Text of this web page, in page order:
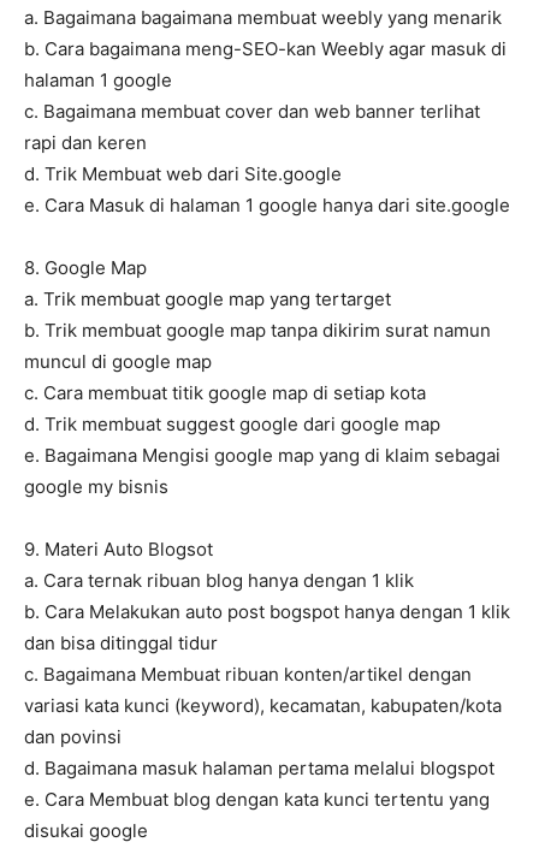
a. Bagaimana bagaimana membuat weebly yang menarik
b. Cara bagaimana meng-SEO-kan Weebly agar masuk di
halaman 1 google
c. Bagaimana membuat cover dan web banner terlihat
rapi dan keren
d. Trik Membuat web dari Site.google
e. Cara Masuk di halaman 1 google hanya dari site.google
8. Google Map
a. Trik membuat google map yang tertarget
b. Trik membuat google map tanpa dikirim surat namun
muncul di google map
c. Cara membuat titik google map di setiap kota
d. Trik membuat suggest google dari google map
e. Bagaimana Mengisi google map yang di klaim sebagai
google my bisnis
9. Materi Auto Blogsot
a. Cara ternak ribuan blog hanya dengan 1 klik
b. Cara Melakukan auto post bogspot hanya dengan 1 klik
dan bisa ditinggal tidur
c. Bagaimana Membuat ribuan konten/artikel dengan
variasi kata kunci (keyword), kecamatan, kabupaten/kota
dan povinsi
d. Bagaimana masuk halaman pertama melalui blogspot
e. Cara Membuat blog dengan kata kunci tertentu yang
disukai google